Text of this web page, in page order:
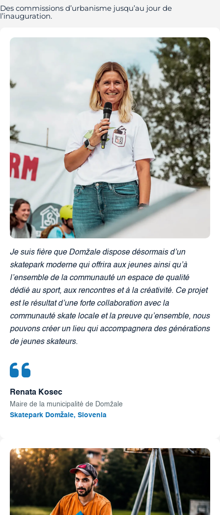
Des commissions d’urbanisme jusqu’au jour de
l’inauguration.
Renata Kosec
Maire de la municipalité de Domžale
Skatepark Domžale, Slovenia
Je suis fière que Domžale dispose désormais d’un
skatepark moderne qui offrira aux jeunes ainsi qu’à
l’ensemble de la communauté un espace de qualité
dédié au sport, aux rencontres et à la créativité. Ce projet
est le résultat d’une forte collaboration avec la
communauté skate locale et la preuve qu’ensemble, nous
pouvons créer un lieu qui accompagnera des générations
de jeunes skateurs.